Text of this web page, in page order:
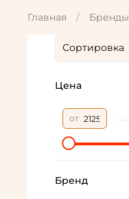
Главная Бренды
Цена
от
Бренд